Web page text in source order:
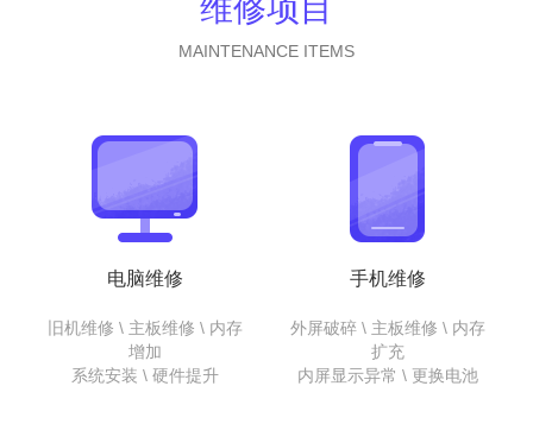
维修项目
MAINTENANCE ITEMS
电脑维修
旧机维修 \ 主板维修 \ 内存
增加
系统安装 \ 硬件提升
手机维修
外屏破碎 \ 主板维修 \ 内存
扩充
内屏显示异常 \ 更换电池